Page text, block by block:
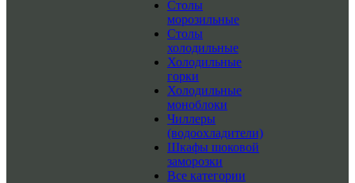
Столы
морозильные
Столы
холодильные
Холодильные
горки
Холодильные
моноблоки
Чиллеры
(водоохладители)
Шкафы шоковой
заморозки
Все категории